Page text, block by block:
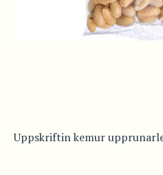
Uppskriftin kemur